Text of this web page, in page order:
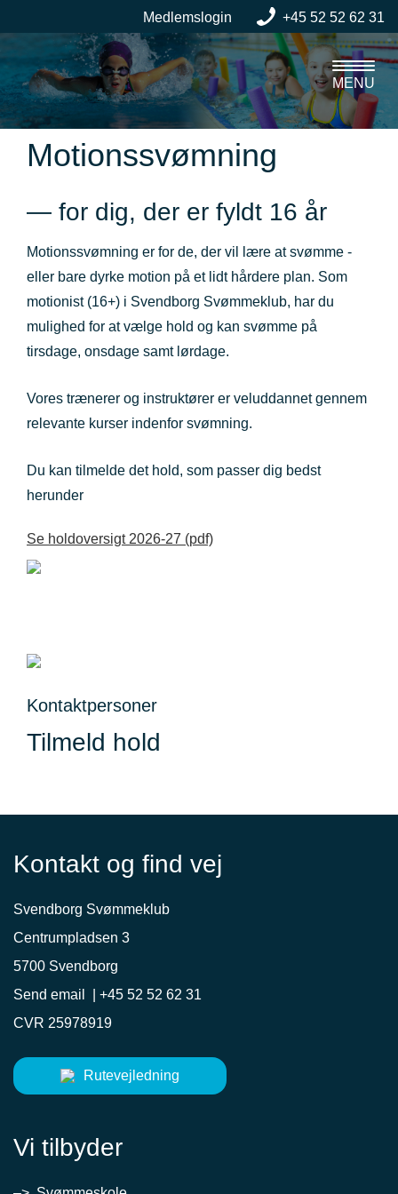
+45 52 52 62 31
Medlemslogin
Motionssvømning
— for dig, der er fyldt 16 år
Motionssvømning er for de, der vil lære at svømme -
eller bare dyrke motion på et lidt hårdere plan. Som
motionist (16+) i Svendborg Svømmeklub, har du
mulighed for at vælge hold og kan svømme på
tirsdage, onsdage samt lørdage.
Vores trænerer og instruktører er veluddannet gennem
relevante kurser indenfor svømning.
Du kan tilmelde det hold, som passer dig bedst
herunder
Se holdoversigt 2026-27 (pdf)
Kontaktpersoner
Tilmeld hold
Kontakt og find vej
Svendborg Svømmeklub
Centrumpladsen 3
5700 Svendborg
Send email
+45 52 52 62 31
CVR 25978919
Rutevejledning
Vi tilbyder
MENU